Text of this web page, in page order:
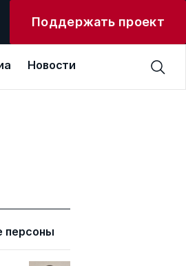
Поддержать проект
Новости
персоны